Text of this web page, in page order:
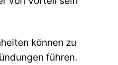
können zu
führen.